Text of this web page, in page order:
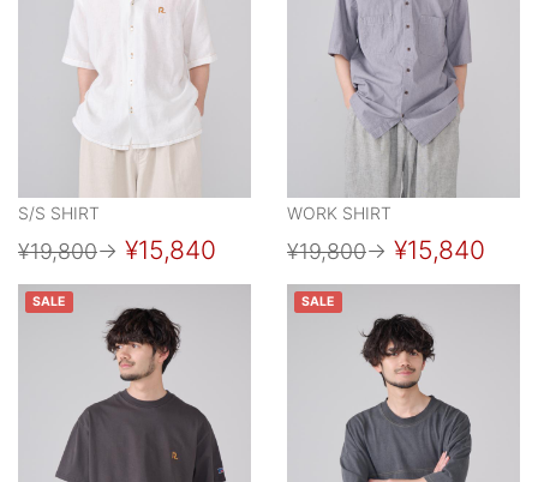
S/S SHIRT
¥19,800→ ¥15,840
WORK SHIRT
¥19,800→ ¥15,840
SALE SALE